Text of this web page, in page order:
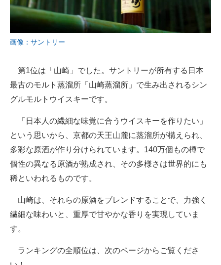
画像：サントリー
第1位は「山崎」でした。サントリーが所有する日本
最古のモルト蒸溜所「山崎蒸溜所」で生み出されるシン
グルモルトウイスキーです。
「日本人の繊細な味覚に合うウイスキーを作りたい」
という思いから、京都の天王山麓に蒸溜所が構えられ、
多彩な原酒が作り分けられています。140万個もの樽で
個性の異なる原酒が熟成され、その多様さは世界的にも
稀といわれるものです。
山崎は、それらの原酒をブレンドすることで、力強く
繊細な味わいと、重厚で甘やかな香りを実現していま
す。
ランキングの全順位は、次のページからご覧くださ